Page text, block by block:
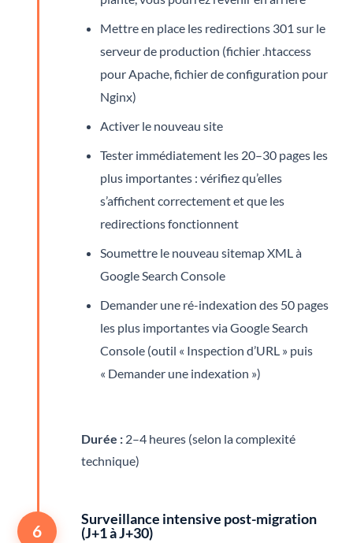
Mettre en place les redirections 301 sur le
serveur de production (fichier .htaccess
pour Apache, fichier de configuration pour
Nginx)
Activer le nouveau site
Tester immédiatement les 20–30 pages les
plus importantes : vérifiez qu’elles
s’affichent correctement et que les
redirections fonctionnent
Soumettre le nouveau sitemap XML à
Google Search Console
Demander une ré-indexation des 50 pages
les plus importantes via Google Search
Console (outil « Inspection d’URL » puis
« Demander une indexation »)
Durée : 2–4 heures (selon la complexité
technique)
6
Surveillance intensive post-migration
(J+1 à J+30)